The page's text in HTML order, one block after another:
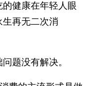
健康在年轻人眼
再无二次消
题没有解决。